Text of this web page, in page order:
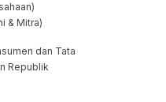
& Mitra)
dan Tata
Republik